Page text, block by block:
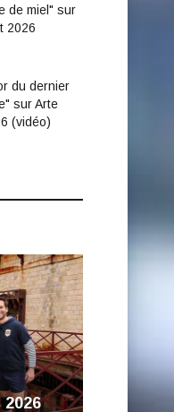
de miel" sur
2026
du dernier
sur Arte
(vidéo)